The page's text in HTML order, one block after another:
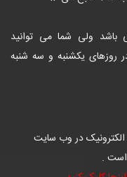
باشد ولی شما می توانید
یکشنبه و سه شنبه
الکترونیک در وب سایت
است .